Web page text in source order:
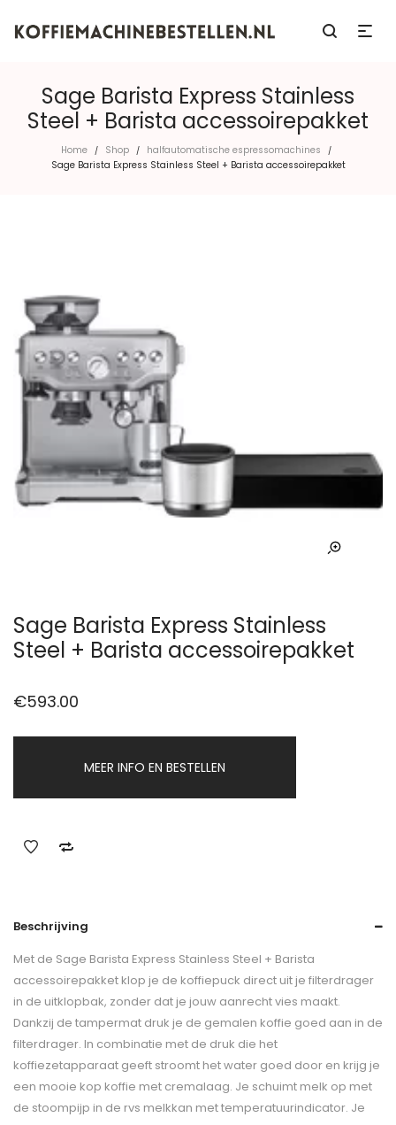
Sage Barista Express Stainless
Steel + Barista accessoirepakket
Home / Shop / halfautomatische espressomachines /
Sage Barista Express Stainless Steel + Barista accessoirepakket
Sage Barista Express Stainless
Steel + Barista accessoirepakket
€593.00
MEER INFO EN BESTELLEN
Beschrijving
Met de Sage Barista Express Stainless Steel + Barista
accessoirepakket klop je de koffiepuck direct uit je filterdrager
in de uitklopbak, zonder dat je jouw aanrecht vies maakt.
Dankzij de tampermat druk je de gemalen koffie goed aan in de
filterdrager. In combinatie met de druk die het
koffiezetapparaat geeft stroomt het water goed door en krijg je
een mooie kop koffie met cremalaag. Je schuimt melk op met
de stoompijp in de rvs melkkan met temperatuurindicator. Je